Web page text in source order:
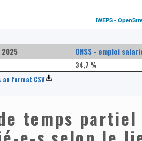
IWEPS -
2025 ONSS - emploi
34,7 %
au format CSV
temps